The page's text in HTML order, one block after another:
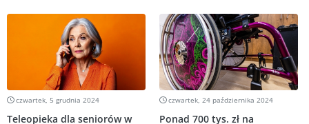
czwartek, 5 grudnia 2024
Teleopieka dla seniorów w
czwartek, 24 października 2024
Ponad 700 tys. zł na